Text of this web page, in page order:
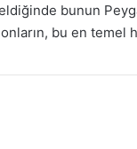
bunun
bu en temel